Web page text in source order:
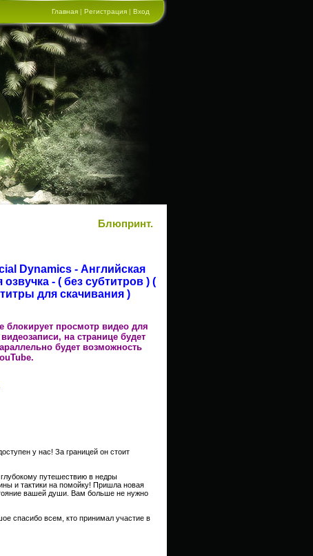
Главная | Регистрация | Вход
Блюпринт.
Dynamics - Английская
- ( без субтитров ) (
для скачивания )
блокирует просмотр видео для
на странице будет
будет возможность
у нас! За границей он стоит
путешествию в недры
и тактики на помойку! Пришла новая
вашей души. Вам больше не нужно
спасибо всем, кто принимал участие в